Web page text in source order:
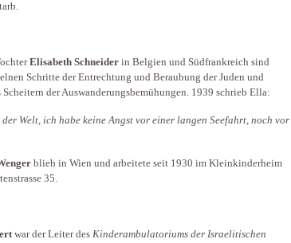
Elisabeth Schneider in Belgien und Südfrankreich sind
Schritte der Entrechtung und Beraubung der Juden und
der Auswanderungsbemühungen. 1939 schrieb Ella:
der Welt, ich habe keine Angst vor einer langen Seefahrt, noch vor
blieb in Wien und arbeitete seit 1930 im Kleinkinderheim
35.
war der Leiter des Kinderambulatoriums der Israelitischen